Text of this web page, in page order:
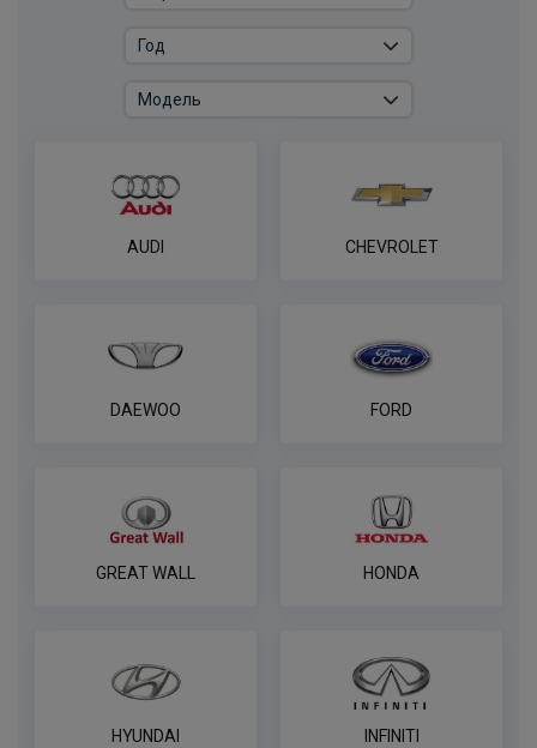
грузовики и платформы
ПОД ЗАКАЗ ОТ 14 ДНЕЙ
по запросу
Комплект электрики фаркопа
ПОД ЗАКАЗ ОТ 14 ДНЕЙ
по запросу
Комплект электрики фаркопа
универсальный без реле WESTFALIA 13-
AUDI CHEVROLET
DAEWOO FORD
GREAT WALL HONDA
HYUNDAI INFINITI